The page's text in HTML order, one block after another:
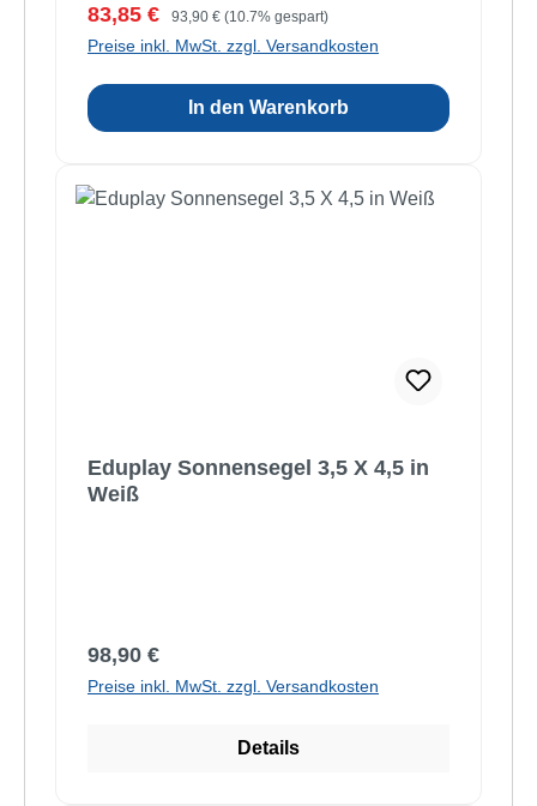
Verkaufspreis:
83,85 € Regulärer Preis:
93,90 € (10.7% gespart)
Preise inkl. MwSt. zzgl. Versandkosten
In den Warenkorb
Eduplay Sonnensegel 3,5 X 4,5 in
Weiß
Regulärer Preis:
98,90 €
Preise inkl. MwSt. zzgl. Versandkosten
Details